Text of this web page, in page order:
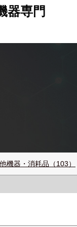
器専門
機器・消耗品（103）